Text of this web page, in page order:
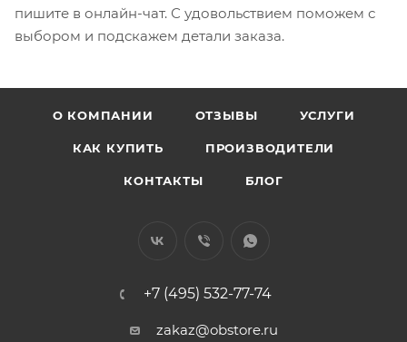
пишите в онлайн-чат. С удовольствием поможем с
выбором и подскажем детали заказа.
О КОМПАНИИ ОТЗЫВЫ УСЛУГИ
КАК КУПИТЬ ПРОИЗВОДИТЕЛИ
КОНТАКТЫ БЛОГ
+7 (495) 532-77-74
zakaz@obstore.ru